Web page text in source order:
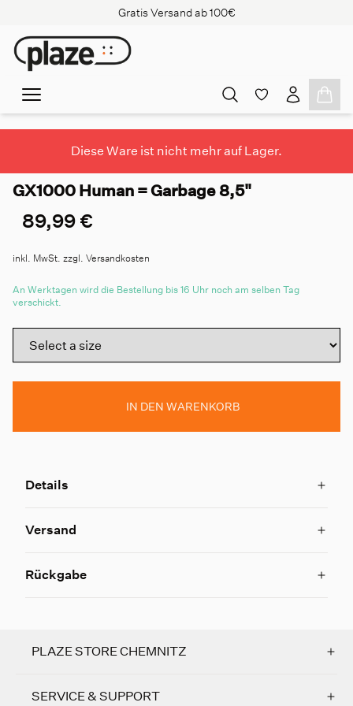
Gratis Versand ab 100€
Diese Ware ist nicht mehr auf Lager.
GX1000 Human = Garbage 8,5"
89,99 €
inkl. MwSt. zzgl. Versandkosten
An Werktagen wird die Bestellung bis 16 Uhr noch am selben Tag
verschickt.
IN DEN WARENKORB
Details
Versand
Rückgabe
PLAZE STORE CHEMNITZ
SERVICE & SUPPORT